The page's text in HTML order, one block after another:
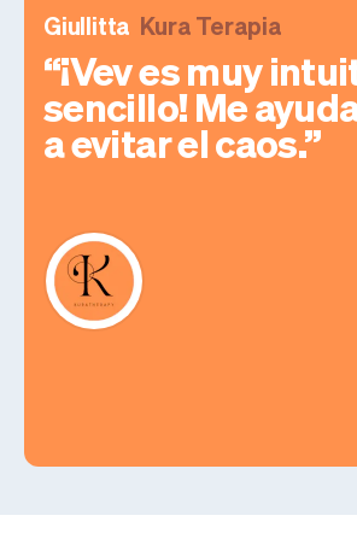
Giullitta Kura Terapia
¡Vev es muy
sencillo! Me
a evitar el caos.